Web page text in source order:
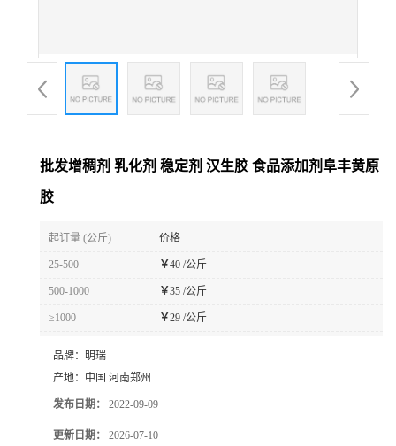
批发增稠剂 乳化剂 稳定剂 汉生胶 食品添加剂阜丰黄原
胶
起订量 (公斤) 价格
25-500 ￥40 /公斤
500-1000 ￥35 /公斤
≥1000 ￥29 /公斤
品牌： 明瑞
产地： 中国 河南郑州
发布日期： 2022-09-09
更新日期： 2026-07-10